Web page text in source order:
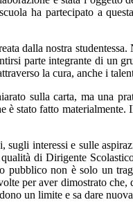
ha partecipato a
dalla nostra
parte integrante di
la cura, anche i
sulla carta, ma una
stato fatto
interessi e sulle
di Dirigente
pubblico non è solo un
per aver dimostrato
un limite e sa dare